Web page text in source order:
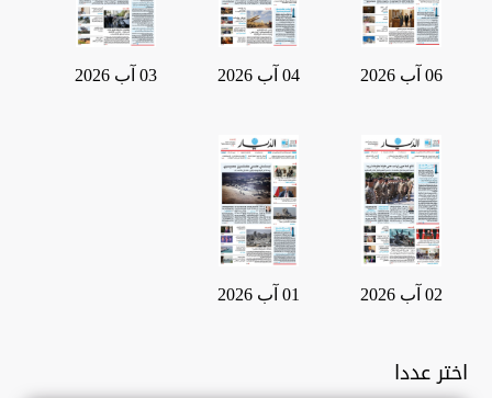
06 آب 2026 04 آب 2026 03 آب 2026
02 آب 2026 01 آب 2026
اختر عددا